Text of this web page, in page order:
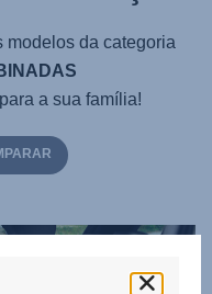
modelos da categoria
a sua família!